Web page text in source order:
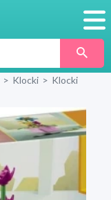
> Klocki > Klocki